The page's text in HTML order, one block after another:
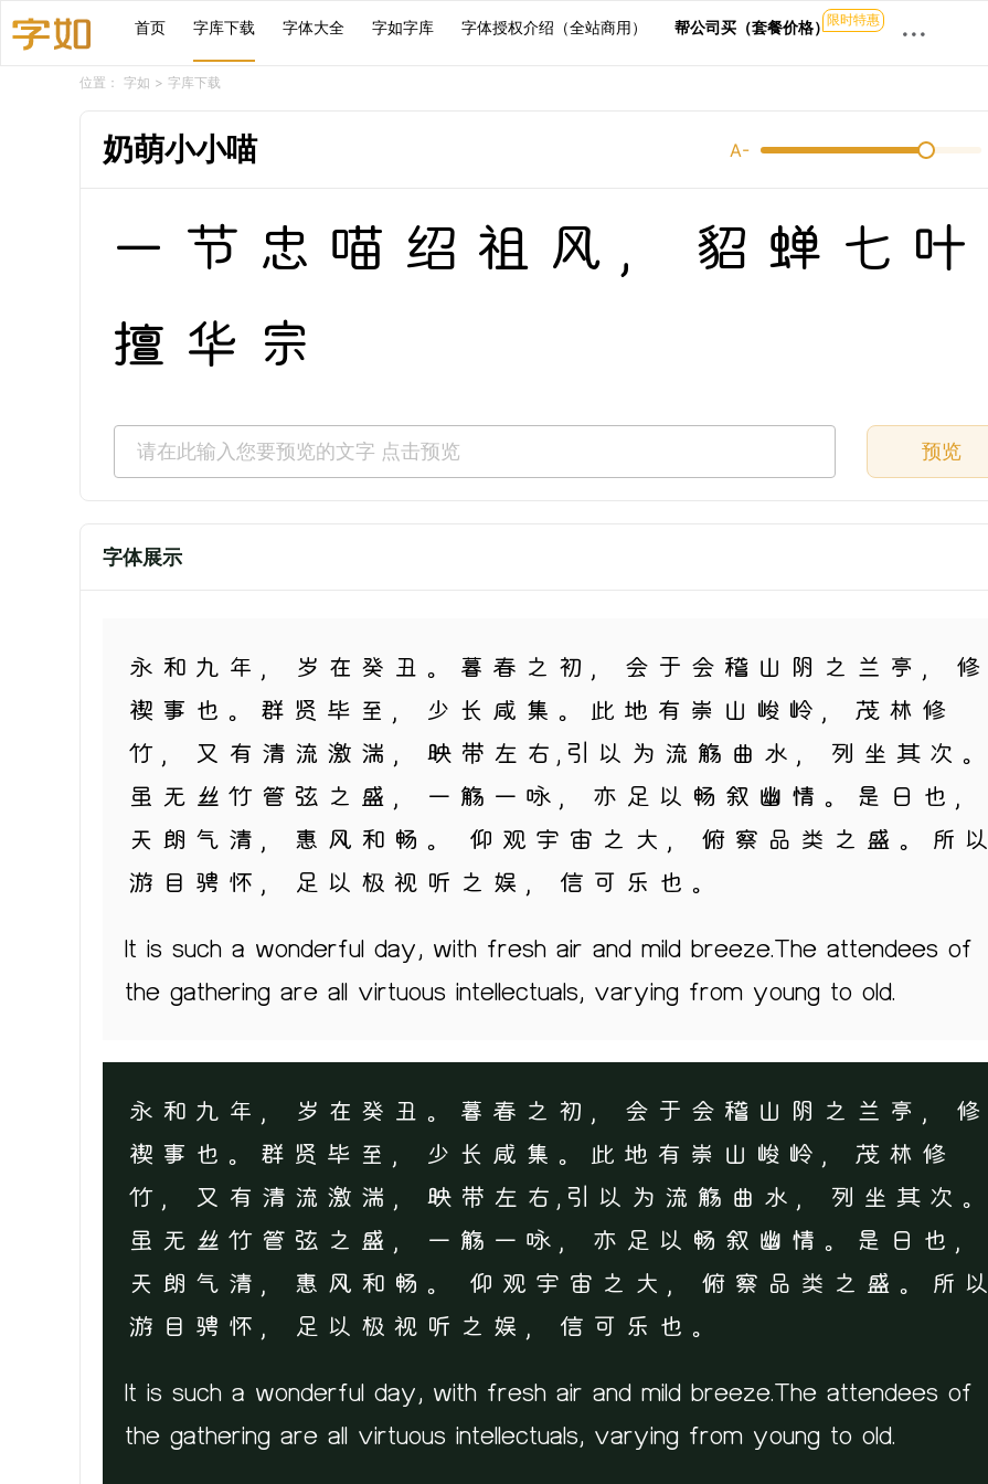
首页 字库下载 字体大全 字如字库 字体授权介绍（全站商用） 帮公司买（套餐价格）
限时特惠
···
位置： 字如 > 字库下载
奶萌小小喵 A-
一节忠喵绍祖风，貂蝉七叶
擅华宗
预览
字体展示
永和九年，岁在癸丑。暮春之初，会于会稽山阴之兰亭，修
禊事也。群贤毕至，少长咸集。此地有崇山峻岭，茂林修
竹，又有清流激湍，映带左右,引以为流觞曲水，列坐其次。
虽无丝竹管弦之盛，一觞一咏，亦足以畅叙幽情。是日也，
天朗气清，惠风和畅。 仰观宇宙之大，俯察品类之盛。所以
游目骋怀，足以极视听之娱，信可乐也。
It is such a wonderful day, with fresh air and mild breeze.The attendees of
the gathering are all virtuous intellectuals, varying from young to old.
永和九年，岁在癸丑。暮春之初，会于会稽山阴之兰亭，修
禊事也。群贤毕至，少长咸集。此地有崇山峻岭，茂林修
竹，又有清流激湍，映带左右,引以为流觞曲水，列坐其次。
虽无丝竹管弦之盛，一觞一咏，亦足以畅叙幽情。是日也，
天朗气清，惠风和畅。 仰观宇宙之大，俯察品类之盛。所以
游目骋怀，足以极视听之娱，信可乐也。
It is such a wonderful day, with fresh air and mild breeze.The attendees of
the gathering are all virtuous intellectuals, varying from young to old.